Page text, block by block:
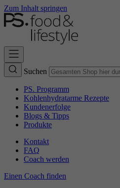
Zum Inhalt springen
Suchen
PS. Programm
Kohlenhydratarme Rezepte
Kundenerfolge
Blogs & Tipps
Produkte
Kontakt
FAQ
Coach werden
Einen Coach finden